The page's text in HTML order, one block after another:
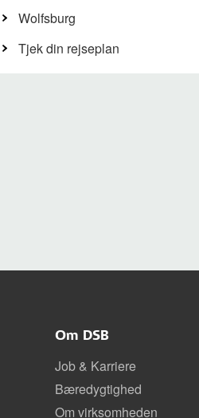
Wolfsburg
Tjek din rejseplan
Om DSB
Job & Karriere
Bæredygtighed
Om virksomheden